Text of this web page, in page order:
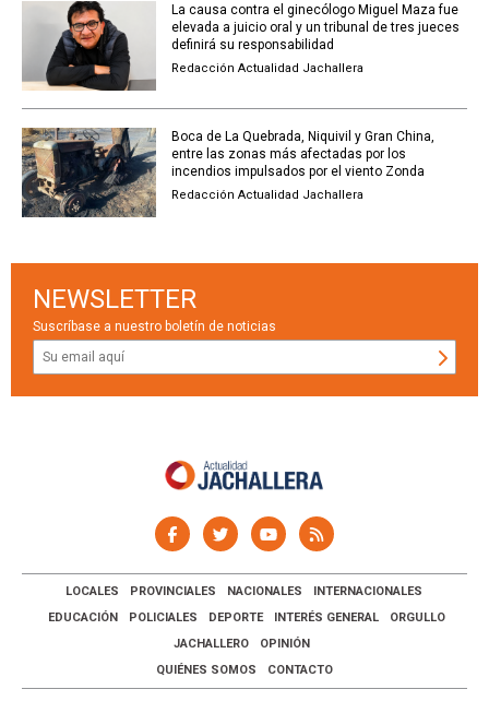
La causa contra el ginecólogo Miguel Maza fue
elevada a juicio oral y un tribunal de tres jueces
definirá su responsabilidad
Redacción Actualidad Jachallera
Boca de La Quebrada, Niquivil y Gran China,
entre las zonas más afectadas por los
incendios impulsados por el viento Zonda
Redacción Actualidad Jachallera
NEWSLETTER
Suscríbase a nuestro boletín de noticias
LOCALES PROVINCIALES NACIONALES
INTERNACIONALES
EDUCACIÓN
POLICIALES DEPORTE INTERÉS GENERAL
ORGULLO
JACHALLERO
OPINIÓN
QUIÉNES SOMOS
CONTACTO